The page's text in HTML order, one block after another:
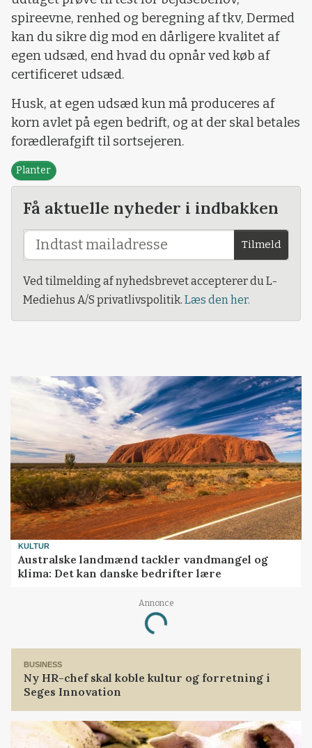
spireevne, renhed og beregning af tkv, Dermed
kan du sikre dig mod en dårligere kvalitet af
egen udsæd, end hvad du opnår ved køb af
certificeret udsæd.
Husk, at egen udsæd kun må produceres af
korn avlet på egen bedrift, og at der skal betales
forædlerafgift til sortsejeren.
Planter
Få aktuelle nyheder i indbakken
Tilmeld
Ved tilmelding af nyhedsbrevet accepterer du L-
Mediehus A/S privatlivspolitik. Læs den her.
KULTUR
Australske landmænd tackler vandmangel og
klima: Det kan danske bedrifter lære
Annonce
Loading...
BUSINESS
Ny HR-chef skal koble kultur og forretning i
Seges Innovation